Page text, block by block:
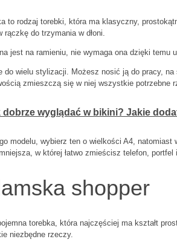
to rodzaj torebki, która ma klasyczny,
do trzymania w dłoni.
jest na ramieniu, nie wymaga ona dzięki temu
do wielu stylizacji. Możesz nosić ją do pracy,
zmieszczą się w niej wszystkie potrzebne
dobrze wyglądać w bikini? Jakie
modelu, wybierz ten o wielkości A4,
w której łatwo zmieścisz telefon, portfel
shopper
torebka, która najczęściej ma kształt
niezbędne rzeczy.